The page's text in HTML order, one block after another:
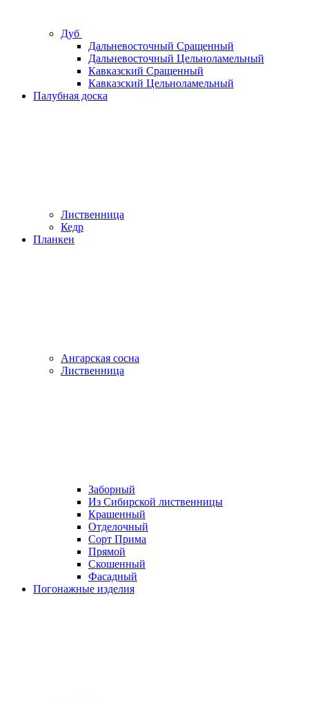
Дуб
Дальневосточный Сращенный
Дальневосточный Цельноламельный
Кавказский Сращенный
Кавказский Цельноламельный
Палубная доска
Лиственница
Кедр
Планкен
Ангарская сосна
Лиственница
Заборный
Из Сибирской лиственницы
Крашенный
Отделочный
Сорт Прима
Прямой
Скошенный
Фасадный
Погонажные изделия